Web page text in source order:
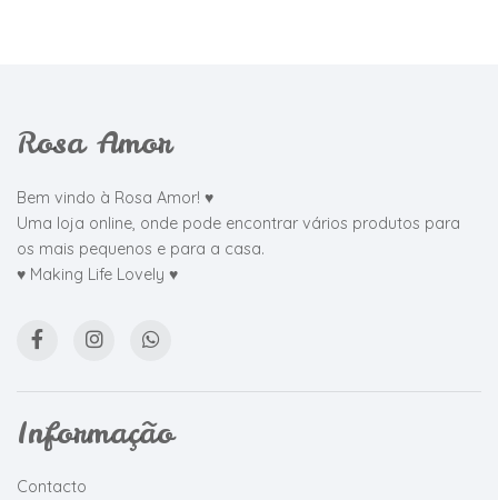
Rosa Amor
Bem vindo à Rosa Amor! ♥
Uma loja online, onde pode encontrar vários produtos para
os mais pequenos e para a casa.
♥ Making Life Lovely ♥
Informação
Contacto